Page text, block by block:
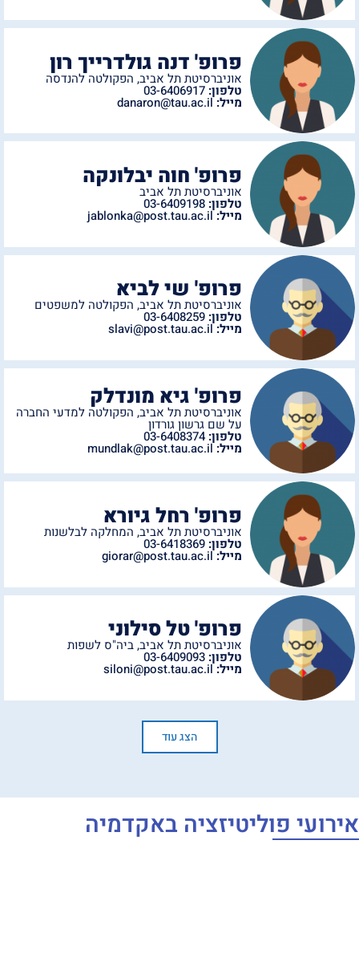
פרופ' דנה גולדרייך רון
אוניברסיטת תל אביב, הפקולטה להנדסה
טלפון: 03-6406917
מייל:danaron@tau.ac.il
פרופ' חוה יבלונקה
אוניברסיטת תל אביב
טלפון: 03-6409198
מייל:jablonka@post.tau.ac.il
פרופ' שי לביא
אוניברסיטת תל אביב, הפקולטה למשפטים
טלפון: 03-6408259
מייל:slavi@post.tau.ac.il
פרופ' גיא מונדלק
אוניברסיטת תל אביב, הפקולטה למדעי החברה
על שם גרשון גורדון
טלפון: 03-6408374
מייל:mundlak@post.tau.ac.il
פרופ' רחל גיורא
אוניברסיטת תל אביב, המחלקה לבלשנות
טלפון: 03-6418369
מייל:giorar@post.tau.ac.il
פרופ' טל סילוני
אוניברסיטת תל אביב,ביה"ס לשפות
טלפון: 03-6409093
מייל:siloni@post.tau.ac.il
הצג עוד
אירועי פוליטיזציה באקדמיה